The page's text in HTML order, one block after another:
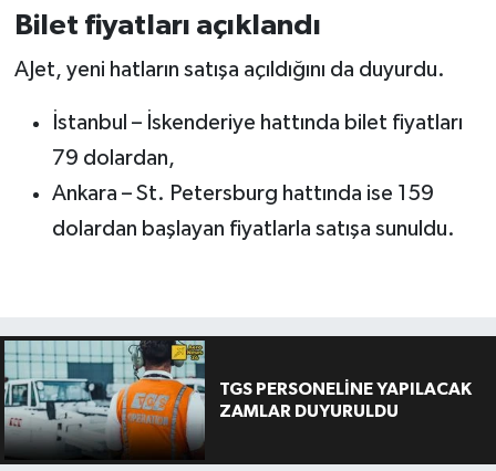
Bilet fiyatları açıklandı
AJet, yeni hatların satışa açıldığını da duyurdu.
İstanbul – İskenderiye hattında bilet fiyatları
79 dolardan,
Ankara – St. Petersburg hattında ise 159
dolardan başlayan fiyatlarla satışa sunuldu.
TGS PERSONELİNE YAPILACAK
ZAMLAR DUYURULDU